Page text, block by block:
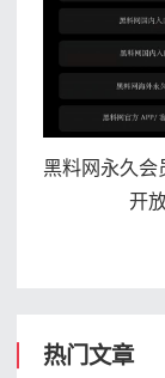
黑料网永久会
开
热门文章